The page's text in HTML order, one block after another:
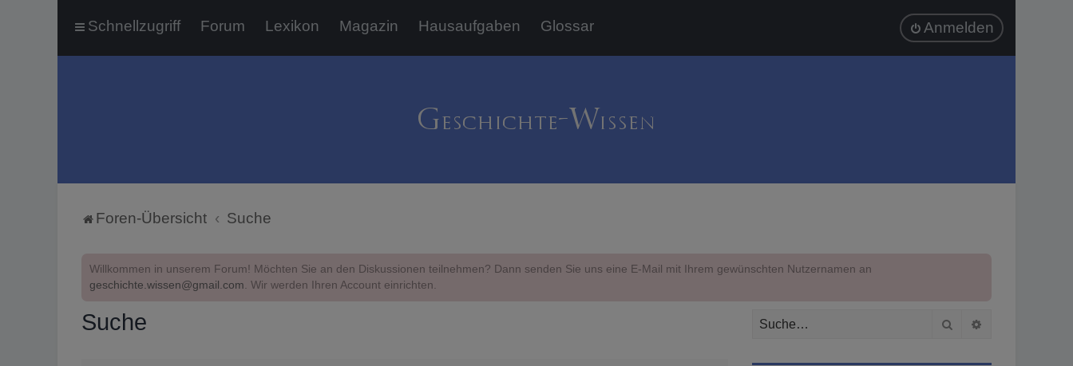
Schnellzugriff Forum Lexikon Magazin Hausaufgaben Glossar Anmelden
Foren-Übersicht Suche
Willkommen in unserem Forum! Möchten Sie an den Diskussionen teilnehmen? Dann senden Sie uns eine E-Mail mit Ihrem gewünschten Nutzernamen an
geschichte.wissen@gmail.com. Wir werden Ihren Account einrichten.
Suche Suche